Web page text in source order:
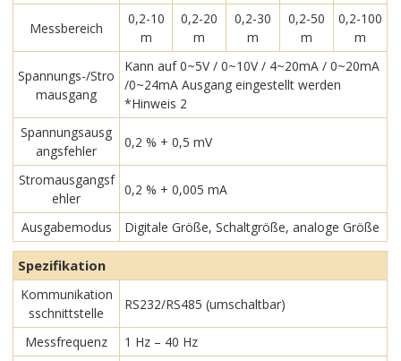
Messbereich
0,2-10
m
0,2-20
m
0,2-30
m
0,2-50
m
0,2-100
m
Spannungs-/Stro
mausgang
Kann auf 0~5V / 0~10V / 4~20mA / 0~20mA
/0~24mA Ausgang eingestellt werden
*Hinweis 2
Spannungsausg
angsfehler
0,2 % + 0,5 mV
Stromausgangsf
ehler
0,2 % + 0,005 mA
Ausgabemodus Digitale Größe, Schaltgröße, analoge Größe
Spezifikation
Kommunikation
sschnittstelle
RS232/RS485 (umschaltbar)
Messfrequenz
1 Hz – 40 Hz